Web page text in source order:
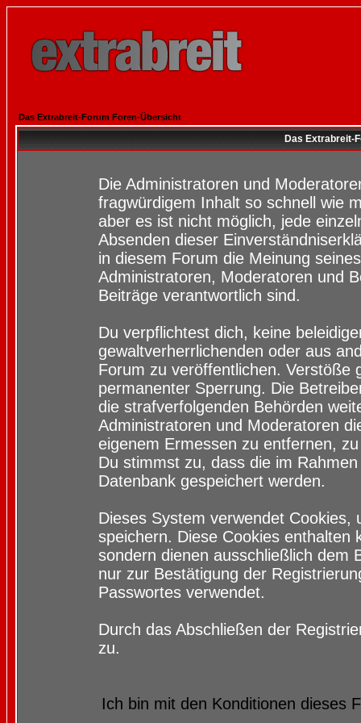
Das Extrabreit-Forum Foren-Übersicht
Das Extrabreit-
Die Administratoren und
fragwürdigem Inhalt so schnell wie
aber es ist nicht möglich, jede
Absenden dieser
in diesem Forum die Meinung
Administratoren, Moderatoren und
Beiträge verantwortlich sind.
Du verpflichtest dich, keine
gewaltverherrlichenden oder aus
Forum zu veröffentlichen. Verstöße
permanenter Sperrung. Die
die strafverfolgenden Behörden
Administratoren und Moderatoren
eigenem Ermessen zu entfernen,
Du stimmst zu, dass die im
Datenbank gespeichert werden.
Dieses System verwendet
speichern. Diese Cookies enthalten
sondern dienen ausschließlich dem
nur zur Bestätigung der
Passwortes verwendet.
Durch das Abschließen der
zu.
Ich bin mit den Konditionen dieses